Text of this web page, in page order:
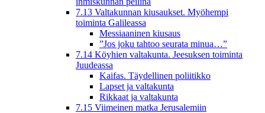
7.13 Valtakunnan kiusaukset. Myöhempi
toiminta Galileassa
Messiaaninen kiusaus
”Jos joku tahtoo seurata minua…”
7.14 Köyhien valtakunta. Jeesuksen toiminta
Juudeassa
Kaifas. Täydellinen poliitikko
Lapset ja valtakunta
Rikkaat ja valtakunta
7.15 Viimeinen matka Jerusalemiin